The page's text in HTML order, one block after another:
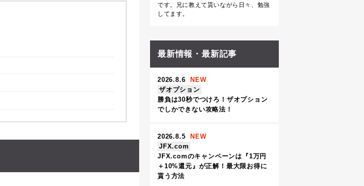
です。兄に教えて貰いながら日々、勉強
してます。
最新情報・最新記事
2026.8.6
NEW
ザオプション
勝負は30秒でつけろ！ザオプション
でしかできない攻略法！
2026.8.5
NEW
JFX.com
JFX.comのキャンペーンは『1万円
＋10%還元』が正解！最大限お得に
貰う方法